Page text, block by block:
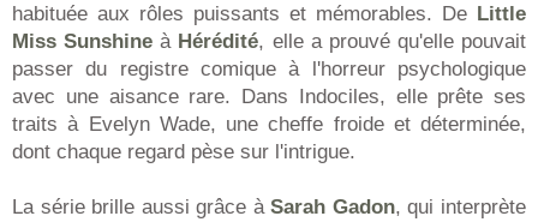
habituée aux rôles puissants et mémorables. De Little
Miss Sunshine à Hérédité, elle a prouvé qu'elle pouvait
passer du registre comique à l'horreur psychologique
avec une aisance rare. Dans Indociles, elle prête ses
traits à Evelyn Wade, une cheffe froide et déterminée,
dont chaque regard pèse sur l'intrigue.
La série brille aussi grâce àSarah Gadon, qui interprète